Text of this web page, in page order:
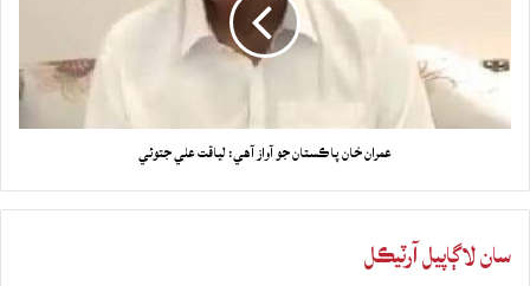
عمران خان پاڪستان جو آواز آهي: لياقت علي جتوئي
سان لاڳاپيل آرٽيڪل